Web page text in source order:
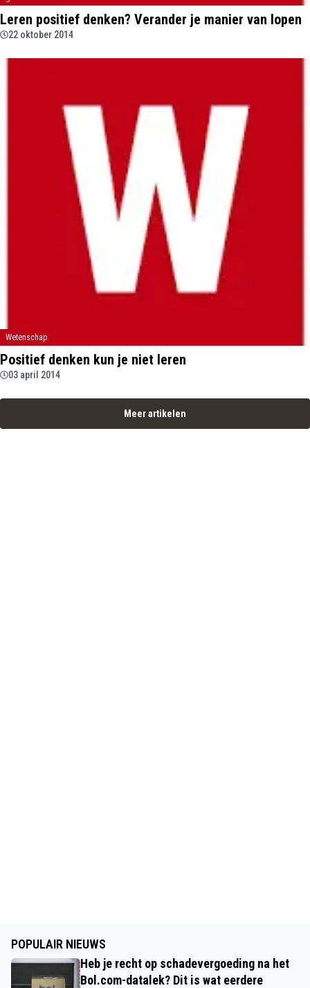
Leren positief denken? Verander je manier van lopen
22 oktober 2014
Wetenschap
Positief denken kun je niet leren
03 april 2014
Meer artikelen
POPULAIR NIEUWS
Heb je recht op schadevergoeding na het
Bol.com-datalek? Dit is wat eerdere